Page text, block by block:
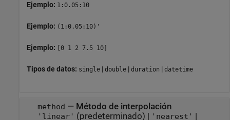
Ejemplo: 1:0.05:10
Ejemplo: (1:0.05:10)'
Ejemplo: [0 1 2 7.5 10]
Tipos de datos: single | double | duration | datetime
method — Método de interpolación
'linear' (predeterminado) | 'nearest' |